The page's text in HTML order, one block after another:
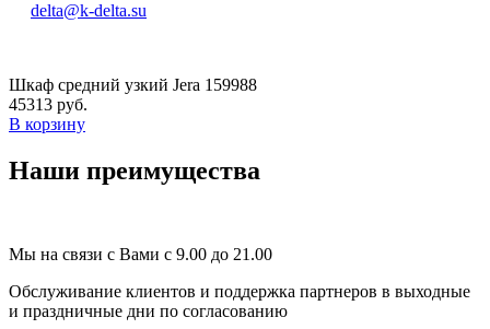
delta@k-delta.su
Шкаф средний узкий Jera 159988
45313 руб.
В корзину
Наши преимущества
Мы на связи с Вами с 9.00 до 21.00
Обслуживание клиентов и поддержка партнеров в выходные
и праздничные дни по согласованию